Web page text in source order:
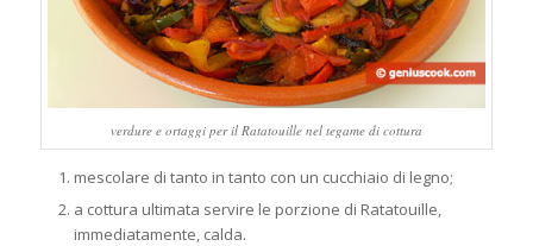
verdure e ortaggi per il Ratatouille nel tegame di cottura
mescolare di tanto in tanto con un cucchiaio di legno;
a cottura ultimata servire le porzione di Ratatouille,
immediatamente, calda.